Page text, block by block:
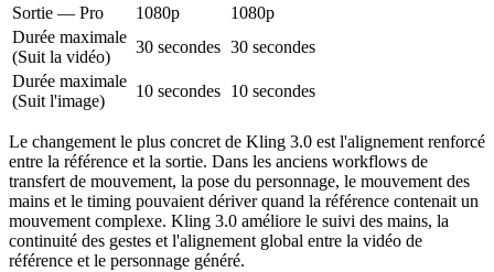
Sortie — Pro
1080p
1080p
Durée maximale
(Suit la vidéo)
30 secondes 30 secondes
Durée maximale
(Suit l'image)
10 secondes 10 secondes
Le changement le plus concret de Kling 3.0 est l'alignement renforcé
entre la référence et la sortie. Dans les anciens workflows de
transfert de mouvement, la pose du personnage, le mouvement des
mains et le timing pouvaient dériver quand la référence contenait un
mouvement complexe. Kling 3.0 améliore le suivi des mains, la
continuité des gestes et l'alignement global entre la vidéo de
référence et le personnage généré.